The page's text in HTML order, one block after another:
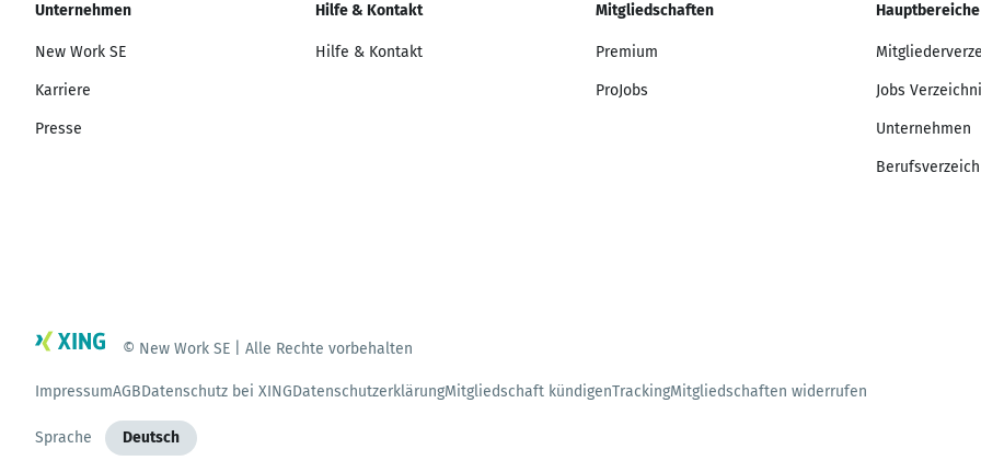
Unternehmen
New Work SE
Karriere
Presse
Hilfe & Kontakt
Hilfe & Kontakt
Mitgliedschaften
Premium
ProJobs
Hauptbereiche
Jobs
Unternehmen
© New Work SE | Alle Rechte vorbehalten
ImpressumAGBDatenschutz bei XINGDatenschutzerklärungMitgliedschaft kündigenTrackingMitgliedschaften widerrufen
Sprache Deutsch